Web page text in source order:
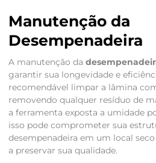
Manutenção da
Desempenadeira
A manutenção da
garantir sua longevidade e
recomendável limpar a lâmina
removendo qualquer resíduo de
a ferramenta exposta a umidade
isso pode comprometer sua
desempenadeira em um local
a preservar sua qualidade.